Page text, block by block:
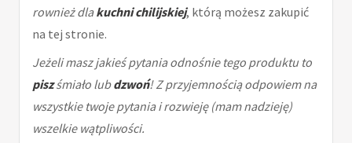
rownież dlakuchni chilijskiej, którą możesz zakupić
na tej stronie.
Jeżeli masz jakieś pytania odnośnie tego produktu to
piszśmiało lubdzwoń! Z przyjemnością odpowiem na
wszystkie twoje pytania i rozwieję (mam nadzieję)
wszelkie wątpliwości.